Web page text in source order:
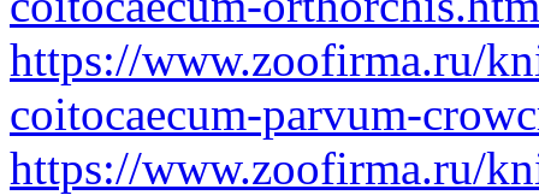
https://www.zoofirma.ru/
coitocaecum-parvum-
https://www.zoofirma.ru/